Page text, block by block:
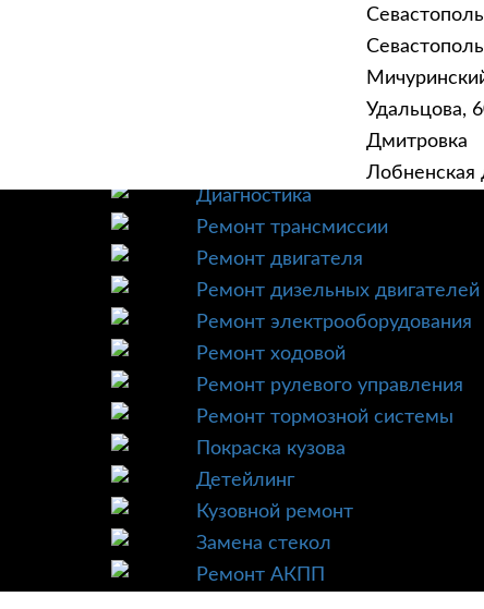
Удальцова,
Дмитровка
Лобненская
Техническое обслуживание
Диагностика
Ремонт трансмиссии
Ремонт двигателя
Ремонт дизельных двигателей
Ремонт электрооборудования
Ремонт ходовой
Ремонт рулевого управления
Ремонт тормозной системы
Покраска кузова
Детейлинг
Кузовной ремонт
Замена стекол
Ремонт АКПП